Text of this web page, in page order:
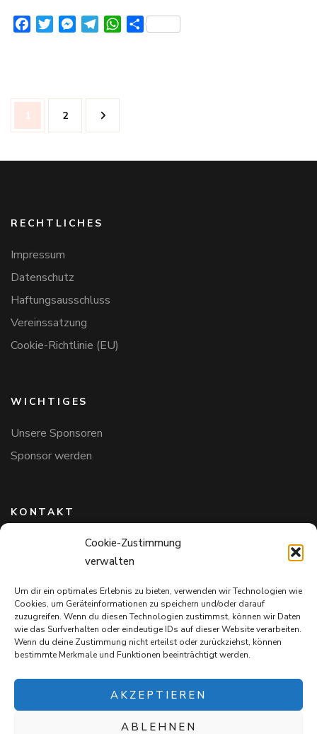
Cookie-Zustimmung
verwalten
Um dir ein optimales Erlebnis zu bieten, verwenden wir Technologien wie
Cookies, um Geräteinformationen zu speichern und/oder darauf
zuzugreifen. Wenn du diesen Technologien zustimmst, können wir Daten
wie das Surfverhalten oder eindeutige IDs auf dieser Website verarbeiten.
Wenn du deine Zustimmung nicht erteilst oder zurückziehst, können
bestimmte Merkmale und Funktionen beeinträchtigt werden.
AKZEPTIEREN
ABLEHNEN
geimschaftlich
es
FacebookTwitterMessenger
TelegramWhatsApp
Teilen
Seitennummerierung
derSeite
1 Seite
2
RECHTLICHES
Impressum
Datenschutz
Haftungsausschluss
Vereinssatzung
Cookie-Richtlinie (EU)
WICHTIGES
Unsere Sponsoren
Sponsor werden
KONTAKT
Hundefreunde in Bayern e.V.
Markus Willi Ebert
97711 Maßbach
+49 172 85 64 937
Hundefreundeinbayern@web.de